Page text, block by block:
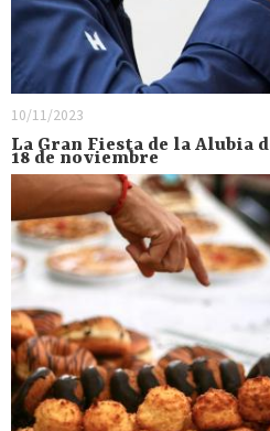
10/11/2023
La Gran Fiesta de la Alubia
18 de noviembre